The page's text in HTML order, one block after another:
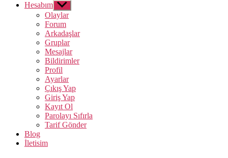
Hesabım Alt
menüyü
göster
Olaylar
Forum
Arkadaşlar
Gruplar
Mesajlar
Bildirimler
Profil
Ayarlar
Çıkış Yap
Giriş Yap
Kayıt Ol
Parolayı Sıfırla
Tarif Gönder
Blog
İletisim